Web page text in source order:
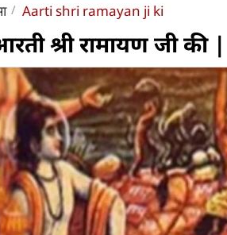
Aarti shri ramayan ji ki
श्री रामायण जी